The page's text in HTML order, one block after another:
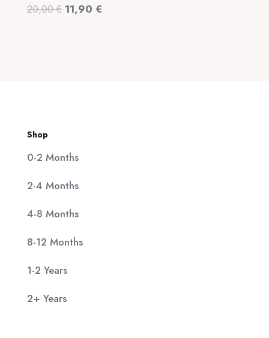
20,00€ Original
11,90 €
Shop
0-2 Months
2-4 Months
4-8 Months
8-12 Months
1-2 Years
2+ Years